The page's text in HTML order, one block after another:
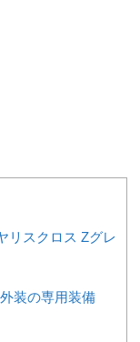
リスクロス Zグレ
装の専用装備